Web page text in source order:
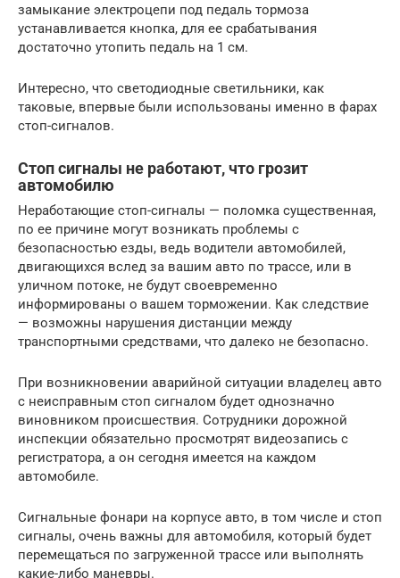
замыкание электроцепи под педаль тормоза
устанавливается кнопка, для ее срабатывания
достаточно утопить педаль на 1 см.
Интересно, что светодиодные светильники, как
таковые, впервые были использованы именно в фарах
стоп-сигналов.
Стоп сигналы не работают, что грозит
автомобилю
Неработающие стоп-сигналы — поломка существенная,
по ее причине могут возникать проблемы с
безопасностью езды, ведь водители автомобилей,
двигающихся вслед за вашим авто по трассе, или в
уличном потоке, не будут своевременно
информированы о вашем торможении. Как следствие
— возможны нарушения дистанции между
транспортными средствами, что далеко не безопасно.
При возникновении аварийной ситуации владелец авто
с неисправным стоп сигналом будет однозначно
виновником происшествия. Сотрудники дорожной
инспекции обязательно просмотрят видеозапись с
регистратора, а он сегодня имеется на каждом
автомобиле.
Сигнальные фонари на корпусе авто, в том числе и стоп
сигналы, очень важны для автомобиля, который будет
перемещаться по загруженной трассе или выполнять
какие-либо маневры.